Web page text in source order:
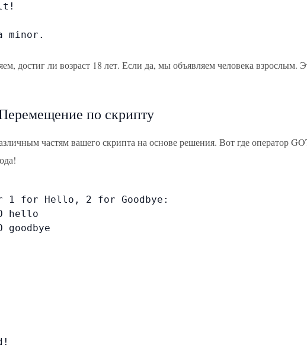
minor.
достиг ли возраст 18 лет. Если да, мы объявляем человека взрослым.
по скрипту
частям вашего скрипта на основе решения. Вот где оператор
1 for Hello, 2 for Goodbye:
hello
goodbye